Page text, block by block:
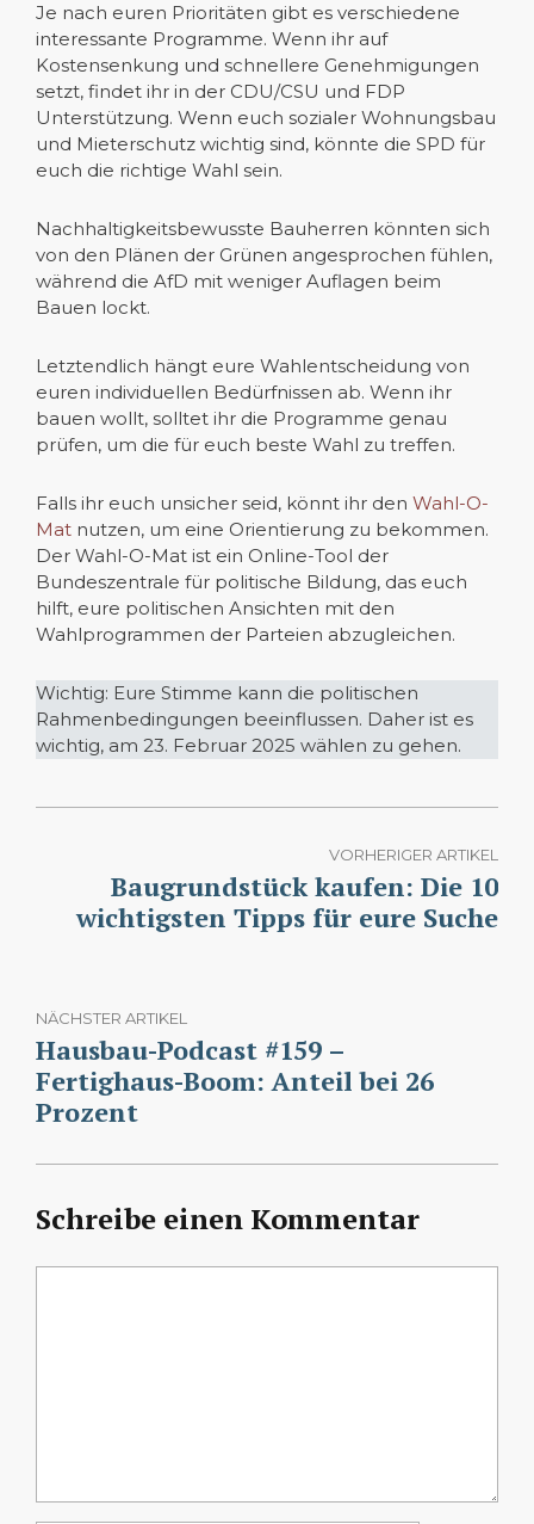
Je nach euren Prioritäten gibt es verschiedene
interessante Programme. Wenn ihr auf
Kostensenkung und schnellere Genehmigungen
setzt, findet ihr in der CDU/CSU und FDP
Unterstützung. Wenn euch sozialer Wohnungsbau
und Mieterschutz wichtig sind, könnte die SPD für
euch die richtige Wahl sein.
Nachhaltigkeitsbewusste Bauherren könnten sich
von den Plänen der Grünen angesprochen fühlen,
während die AfD mit weniger Auflagen beim
Bauen lockt.
Letztendlich hängt eure Wahlentscheidung von
euren individuellen Bedürfnissen ab. Wenn ihr
bauen wollt, solltet ihr die Programme genau
prüfen, um die für euch beste Wahl zu treffen.
Falls ihr euch unsicher seid, könnt ihr den Wahl-O-
Mat nutzen, um eine Orientierung zu bekommen.
Der Wahl-O-Mat ist ein Online-Tool der
Bundeszentrale für politische Bildung, das euch
hilft, eure politischen Ansichten mit den
Wahlprogrammen der Parteien abzugleichen.
Wichtig: Eure Stimme kann die politischen
Rahmenbedingungen beeinflussen. Daher ist es
wichtig, am 23. Februar 2025 wählen zu gehen.
VORHERIGER ARTIKEL
Baugrundstück kaufen: Die 10
wichtigsten Tipps für eure Suche
NÄCHSTER ARTIKEL
Hausbau-Podcast #159 –
Fertighaus-Boom: Anteil bei 26
Prozent
Schreibe einen Kommentar